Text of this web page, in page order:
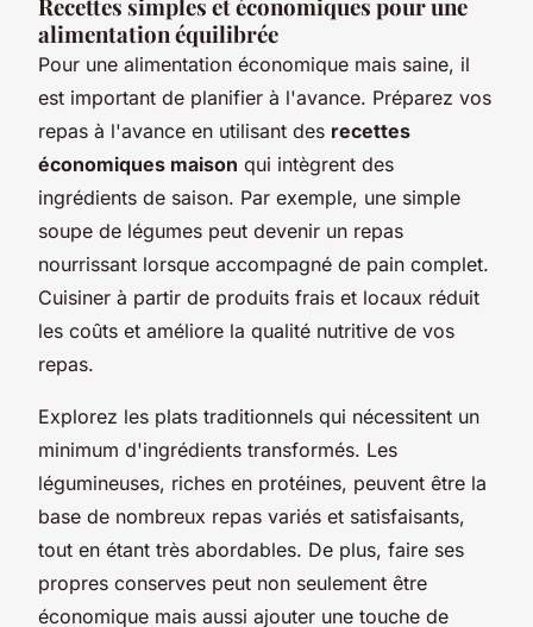
Recettes simples et économiques pour une
alimentation équilibrée
Pour une alimentation économique mais saine, il
est important de planifier à l'avance. Préparez vos
repas à l'avance en utilisant des recettes
économiques maison qui intègrent des
ingrédients de saison. Par exemple, une simple
soupe de légumes peut devenir un repas
nourrissant lorsque accompagné de pain complet.
Cuisiner à partir de produits frais et locaux réduit
les coûts et améliore la qualité nutritive de vos
repas.
Explorez les plats traditionnels qui nécessitent un
minimum d'ingrédients transformés. Les
légumineuses, riches en protéines, peuvent être la
base de nombreux repas variés et satisfaisants,
tout en étant très abordables. De plus, faire ses
propres conserves peut non seulement être
économique mais aussi ajouter une touche de